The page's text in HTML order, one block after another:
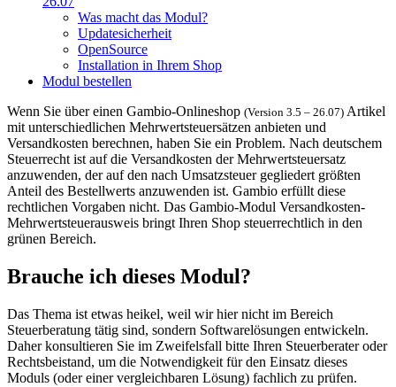
Was macht das Modul?
Updatesicherheit
OpenSource
Installation in Ihrem Shop
Modul bestellen
Wenn Sie über einen Gambio-Onlineshop (Version 3.5 – 26.07) Artikel
mit unterschiedlichen Mehrwertsteuersätzen anbieten und
Versandkosten berechnen, haben Sie ein Problem. Nach deutschem
Steuerrecht ist auf die Versandkosten der Mehrwertsteuersatz
anzuwenden, der auf den nach Umsatzsteuer gegliedert größten
Anteil des Bestellwerts anzuwenden ist. Gambio erfüllt diese
rechtlichen Vorgaben nicht. Das Gambio-Modul Versandkosten-
Mehrwertsteuerausweis bringt Ihren Shop steuerrechtlich in den
grünen Bereich.
Brauche ich dieses Modul?
Das Thema ist etwas heikel, weil wir hier nicht im Bereich
Steuerberatung tätig sind, sondern Softwarelösungen entwickeln.
Daher konsultieren Sie im Zweifelsfall bitte Ihren Steuerberater oder
Rechtsbeistand, um die Notwendigkeit für den Einsatz dieses
Moduls (oder einer vergleichbaren Lösung) fachlich zu prüfen.